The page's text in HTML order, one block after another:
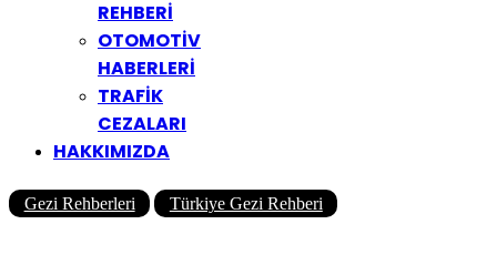
REHBERİ
OTOMOTİV
HABERLERİ
TRAFİK
CEZALARI
HAKKIMIZDA
Gezi Rehberleri Türkiye Gezi Rehberi